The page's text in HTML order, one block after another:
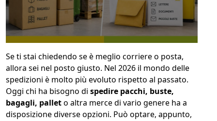
quantità
1
COLLO 1
kg
Se ti stai chiedendo se è meglio corriere o posta,
allora sei nel posto giusto. Nel 2026 il mondo delle
spedizioni è molto più evoluto rispetto al passato.
Oggi chi ha bisogno di spedire pacchi, buste,
bagagli, palleto altra merce di vario genere ha a
disposizione diverse opzioni. Può optare, appunto,